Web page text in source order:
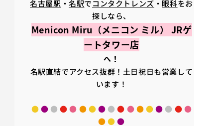
名古屋駅 ・名駅でコンタクトレンズ ・ 眼科をお
探しなら、
Menicon Miru（メニコン ミル） JRゲ
ートタワー店
へ！
名駅直結でアクセス抜群！土日祝日も営業して
います！
●● ●●● ●●● ●● ●●●● ● ●●
●●●